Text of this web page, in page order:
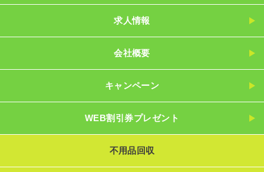
求人情報
会社概要
キャンペーン
WEB割引券プレゼント
不用品回収